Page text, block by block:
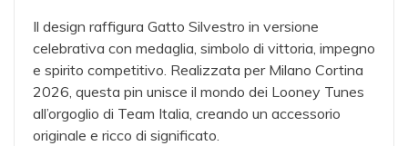
Il design raffigura Gatto Silvestro in versione
celebrativa con medaglia, simbolo di vittoria, impegno
e spirito competitivo. Realizzata per Milano Cortina
2026, questa pin unisce il mondo dei Looney Tunes
all’orgoglio di Team Italia, creando un accessorio
originale e ricco di significato.